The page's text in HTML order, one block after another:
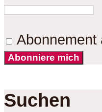
Abonnement
Abonniere mich
Suchen